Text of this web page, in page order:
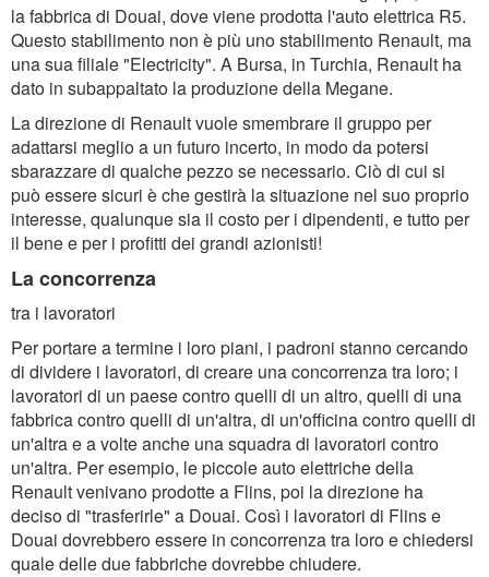
la fabbrica di Douai, dove viene prodotta l'auto elettrica R5.
Questo stabilimento non è più uno stabilimento Renault, ma
una sua filiale "Electricity". A Bursa, in Turchia, Renault ha
dato in subappaltato la produzione della Megane.
La direzione di Renault vuole smembrare il gruppo per
adattarsi meglio a un futuro incerto, in modo da potersi
sbarazzare di qualche pezzo se necessario. Ciò di cui si
può essere sicuri è che gestirà la situazione nel suo proprio
interesse, qualunque sia il costo per i dipendenti, e tutto per
il bene e per i profitti dei grandi azionisti!
La concorrenza
tra i lavoratori
Per portare a termine i loro piani, i padroni stanno cercando
di dividere i lavoratori, di creare una concorrenza tra loro; i
lavoratori di un paese contro quelli di un altro, quelli di una
fabbrica contro quelli di un'altra, di un'officina contro quelli di
un'altra e a volte anche una squadra di lavoratori contro
un'altra. Per esempio, le piccole auto elettriche della
Renault venivano prodotte a Flins, poi la direzione ha
deciso di "trasferirle" a Douai. Così i lavoratori di Flins e
Douai dovrebbero essere in concorrenza tra loro e chiedersi
quale delle due fabbriche dovrebbe chiudere.